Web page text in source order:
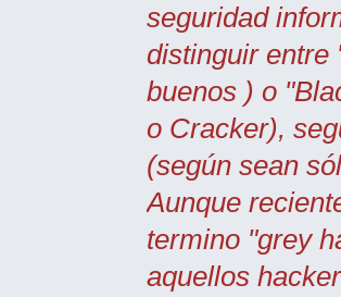
seguridad
distinguir entre
buenos ) o
o Cracker),
(según sean
Aunque
termino "grey
aquellos